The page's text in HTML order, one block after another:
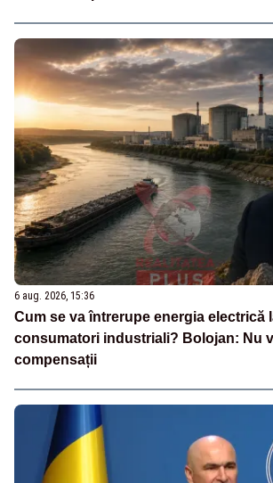
6 aug. 2026, 15:36
Cum se va întrerupe energia electrică
consumatori industriali? Bolojan: Nu
compensații